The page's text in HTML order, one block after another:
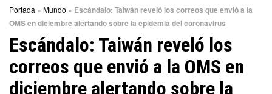
Portada » Mundo » Escándalo: Taiwán reveló los correos que envió a la
OMS en diciembre alertando sobre la epidemia del coronavirus
Escándalo: Taiwán reveló los
correos que envió a la OMS en
diciembre alertando sobre la